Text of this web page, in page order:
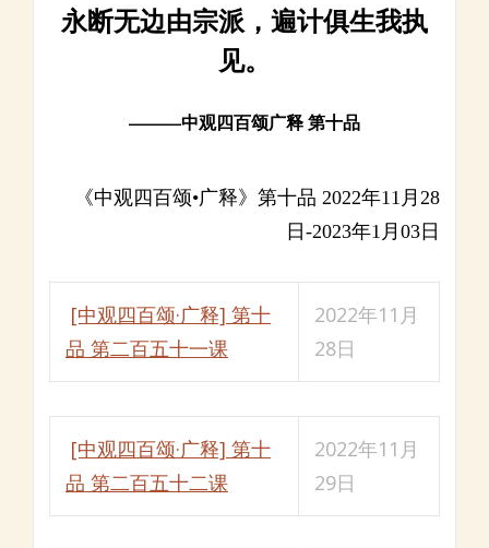
永断无边由宗派，遍计俱生我执
见。
———中观四百颂广释 第十品
《中观四百颂•广释》第十品 2022年11月28
日-2023年1月03日
[中观四百颂·广释] 第十
品 第二百五十一课
2022年11月
28日
[中观四百颂·广释] 第十
品 第二百五十二课
2022年11月
29日